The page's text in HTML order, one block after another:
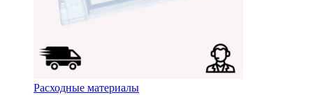
Расходные материалы